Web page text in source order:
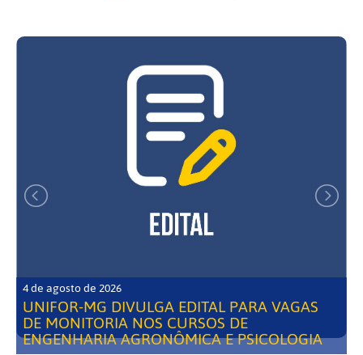
4 de agosto de 2026
UNIFOR-MG DIVULGA EDITAL PARA VAGAS
DE MONITORIA NOS CURSOS DE
ENGENHARIA AGRONÔMICA E PSICOLOGIA